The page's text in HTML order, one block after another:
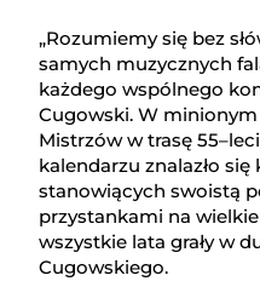
„Rozumiemy się bez
samych muzycznych
każdego wspólnego
Cugowski. W minionym
Mistrzów w trasę
kalendarzu znalazło
stanowiących swoistą
przystankami na
wszystkie lata grały w
Cugowskiego.